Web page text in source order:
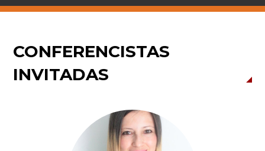
CONFERENCISTAS
INVITADAS